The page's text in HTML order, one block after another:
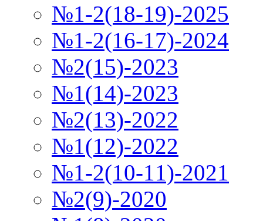
№1-2(18-19)-2025
№1-2(16-17)-2024
№2(15)-2023
№1(14)-2023
№2(13)-2022
№1(12)-2022
№1-2(10-11)-2021
№2(9)-2020